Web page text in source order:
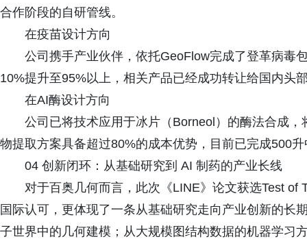
合作阶段的自研管线。
在疫苗设计方向
公司携手产业伙伴，依托GeoFlow完成了登革病毒
10%提升至95%以上，相关产品已经成功转让给国内头
在AI酶设计方向
公司已将技术应用于冰片（Borneol）的酶法合成
物提取方案具备超过80%的成本优势，目前已完成500
04 创新闭环：从基础研究到 AI 制药的产业长线
对于百奥几何而言，此次《LINE》论文获选Test
国际认可，更体现了一条从基础研究走向产业创新的长
子世界中的几何建模；从大规模图结构数据的机器学习